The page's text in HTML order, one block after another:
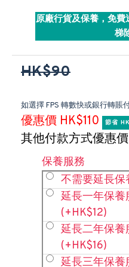
原廠行貨及保養，免
梯
HK$90
如選擇 FPS 轉數快或銀行轉賬
優惠價 HK$110 節省
其他付款方式優惠價
保養服務
不需要延長保
延長一年保養
(+HK$12)
延長二年保養
(+HK$16)
延長三年保養